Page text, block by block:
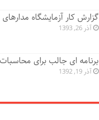
گزارش کار آزمایشگاه
آذر 26, 1393
برنامه ای جالب برای محاسبات
آذر 19, 1392